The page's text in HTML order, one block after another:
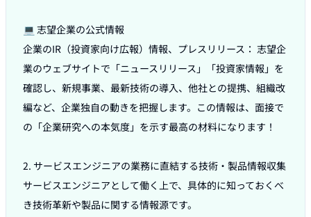
💻 志望企業の公式情報
企業のIR（投資家向け広報）情報、プレスリリース： 志望企
業のウェブサイトで「ニュースリリース」「投資家情報」を
確認し、新規事業、最新技術の導入、他社との提携、組織改
編など、企業独自の動きを把握します。この情報は、面接で
の「企業研究への本気度」を示す最高の材料になります！
2. サービスエンジニアの業務に直結する技術・製品情報収集
サービスエンジニアとして働く上で、具体的に知っておくべ
き技術革新や製品に関する情報源です。